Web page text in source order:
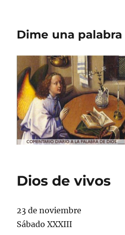
Dime una palabra
Dios de vivos
23 de noviembre
Sábado XXXIII